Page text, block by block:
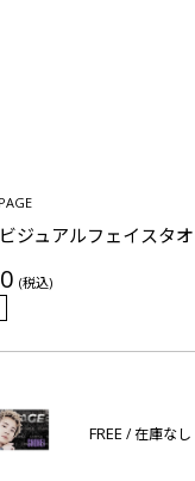
ジュアルフェイスタ
(税込)
FREE / 在庫なし